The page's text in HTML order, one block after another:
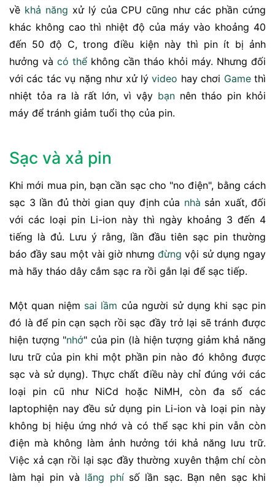
về khả năng xử lý của CPU cũng như các phần cứng
khác không cao thì nhiệt độ của máy vào khoảng 40
đến 50 độ C, trong điều kiện này thì pin ít bị ảnh
hưởng và có thể không cần tháo khỏi máy. Nhưng đối
với các tác vụ nặng như xử lývideo hay chơi Gamethì
nhiệt tỏa ra là rất lớn, vì vậy bạn nên tháo pin khỏi
máy để tránh giảm tuổi thọ của pin.
Sạc và xả pin
Khi mới mua pin, bạn cần sạc cho "no điện", bằng cách
sạc 3 lần đủ thời gian quy định của nhà sản xuất, đối
với các loại pin Li-ion này thì ngày khoảng 3 đến 4
tiếng là đủ. Lưu ý rằng, lần đầu tiên sạc pin thường
báo đầy sau một vài giờ nhưngđừng vội sử dụng ngay
mà hãy tháo dây cắm sạc ra rồi gắn lại để sạc tiếp.
Một quan niệm sai lầm của người sử dụng khi sạc pin
đó là để pin cạn sạch rồi sạc đầy trở lại sẽ tránh được
hiện tượng "nhớ" của pin (là hiện tượng giảm khả năng
lưu trữ của pin khi một phần pin nào đó không được
sạc và sử dụng). Thực chất điều này chỉ đúng với các
loại pin cũ như NiCd hoặc NiMH, còn đa số các
laptophiện nay đều sử dụng pin Li-ion và loại pin này
không bị hiệu ứng nhớ và có thể sạc khi pin vẫn còn
điện mà không làm ảnh hưởng tới khả năng lưu trữ.
Việc xả cạn rồi lại sạc đầy thường xuyên thậm chí còn
làm hại pin và lãng phísố lần sạc. Bạn nên sạc khi